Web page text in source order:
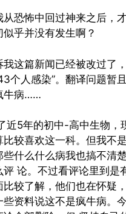
从恐怖中回过神来之后，
似乎并没有发生啊？
我这篇新闻已经被改过了
个人感染”。翻译问题暂
牛病……
近5年的初中-高中生物，
比较喜欢这一科。但我不
些什么什么病我也搞不清
评 论。不过看评论里到是
比较了解，他们也在怀疑
些资料说这不是疯牛病。